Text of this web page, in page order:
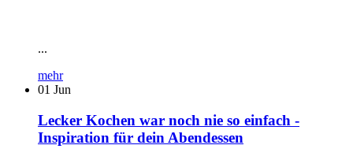
...
mehr
01 Jun
Lecker Kochen war noch nie so einfach -
Inspiration für dein Abendessen